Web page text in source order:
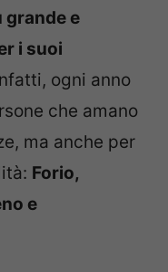
grande e
i suoi
ogni anno
che amano
ma anche per
Forio,
e